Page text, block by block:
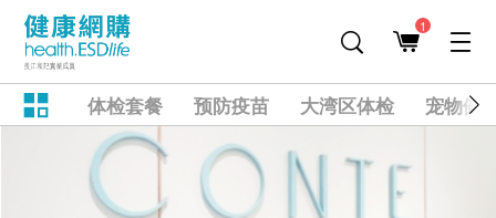
1
体检套餐 预防疫苗 大湾区体检 宠物健